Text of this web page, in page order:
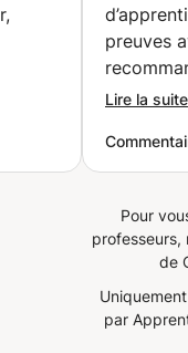
preuves
Nadia ”
Lire la suite
Pour
professeurs,
de
par